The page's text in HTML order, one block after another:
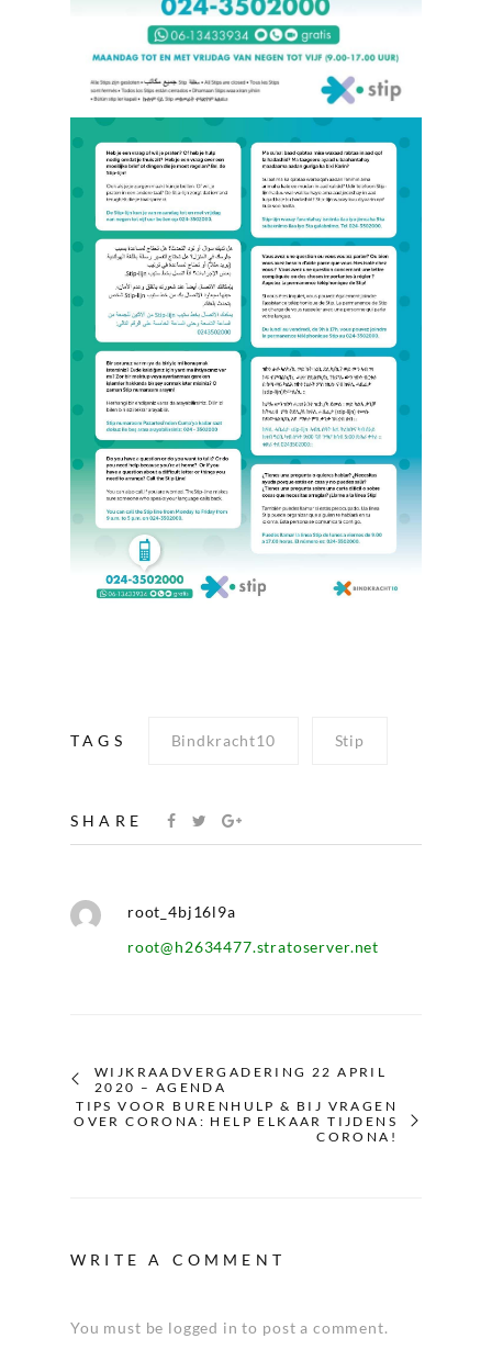
TAGS Bindkracht10 Stip
SHARE
root_4bj16l9a
root@h2634477.stratoserver.net
WIJKRAADVERGADERING 22 APRIL
2020 – AGENDA
TIPS VOOR BURENHULP & BIJ VRAGEN
OVER CORONA: HELP ELKAAR TIJDENS
CORONA!
WRITE A COMMENT
You must be logged in to post a comment.